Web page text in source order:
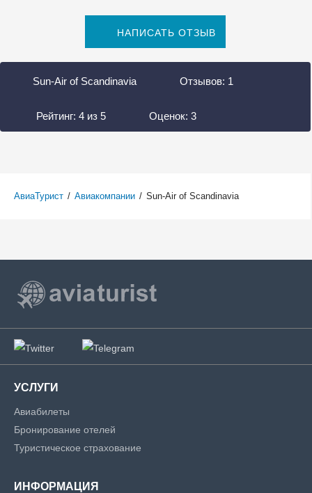
НАПИСАТЬ ОТЗЫВ
Sun-Air of Scandinavia Отзывов: 1
Рейтинг: 4 из 5 Оценок: 3
АвиаТурист / Авиакомпании / Sun-Air of Scandinavia
УСЛУГИ
Авиабилеты
Бронирование отелей
Туристическое страхование
ИНФОРМАЦИЯ